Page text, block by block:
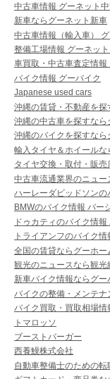
中古車情報 グーネット
新車ならグーネット新車
中古車情報（輸入車）
整備工場情報 グーネット
車買取・中古車査定情報
バイク情報 グーバイク
Japanese used cars
沖縄の賃貸・不動産を探
沖縄の中古車を探すなら
沖縄のバイクを探すなら
輸入タイヤ＆ホイールな
タイヤ交換・取付・販売
中古車流通業界のニュ
ハーレーダビッドソン
BMWのバイク情報 バー
ドゥカティのバイク情
トライアンフのバイク
全国の賃貸ならグーホー
観光のニュースなら観光
新車バイク情報ならグー
バイクの整備・メンテ
バイク買取・買取相場情
トマロッソ
ブーストバーガー
西養鰻株式会社
自動車整備士のための